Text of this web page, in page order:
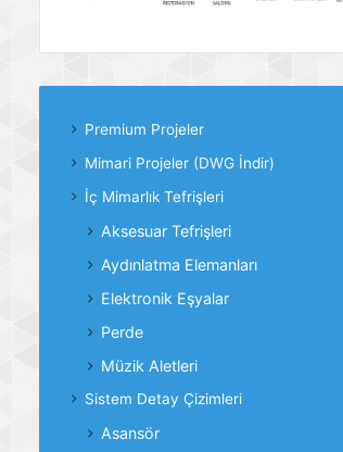
Premium Projeler
Mimari Projeler (DWG İndir)
İç Mimarlık Tefrişleri
Aksesuar Tefrişleri
Aydınlatma Elemanları
Elektronik Eşyalar
Perde
Müzik Aletleri
Sistem Detay Çizimleri
Asansör